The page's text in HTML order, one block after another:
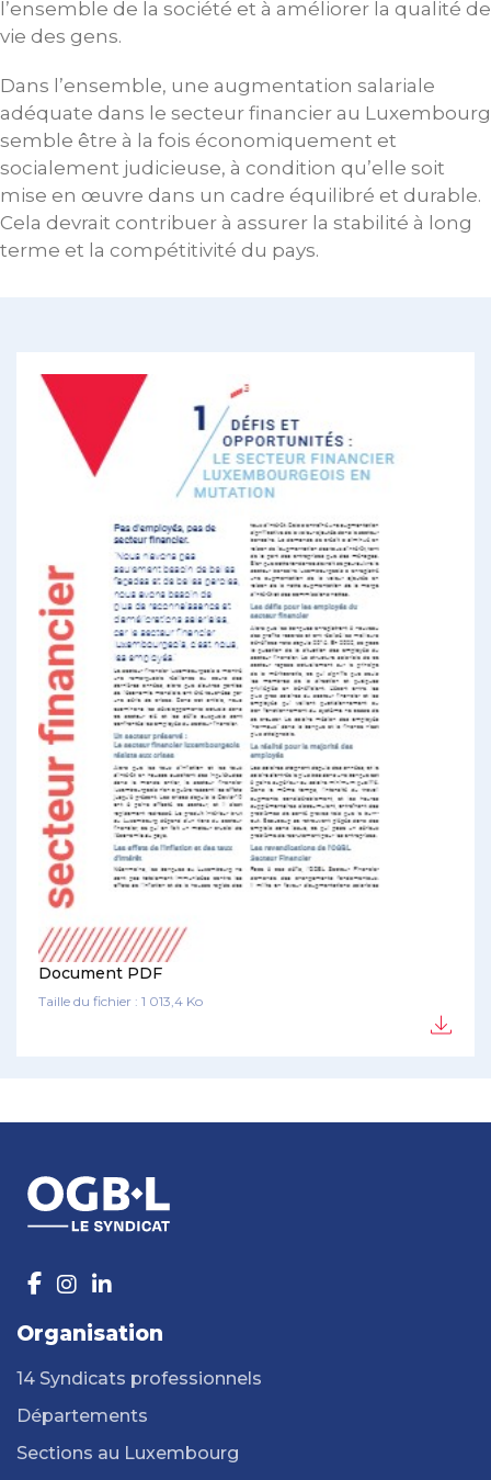
l’ensemble de la société et à améliorer la qualité de
vie des gens.
Dans l’ensemble, une augmentation salariale
adéquate dans le secteur financier au Luxembourg
semble être à la fois économiquement et
socialement judicieuse, à condition qu’elle soit
mise en œuvre dans un cadre équilibré et durable.
Cela devrait contribuer à assurer la stabilité à long
terme et la compétitivité du pays.
Document PDF
Taille du fichier : 1 013,4 Ko
Organisation
14 Syndicats professionnels
Départements
Sections au Luxembourg